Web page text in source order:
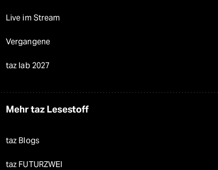
Live im Stream
Vergangene
taz lab 2027
Mehr taz Lesestoff
taz Blogs
taz FUTURZWEI